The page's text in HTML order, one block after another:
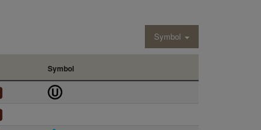
Symbol
Symbol